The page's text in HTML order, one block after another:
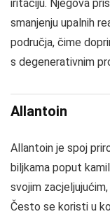
iritaciju. Njegova
smanjenju upalnih
područja, čime
s degenerativnim
Allantoin
Allantoin je spoj
biljkama poput
svojim
Često se koristi u